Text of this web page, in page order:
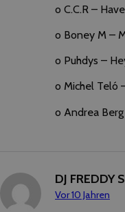
o C.C.R –
o Boney M –
o Puhdys –
o Michel Teló
o Andrea
DJ FREDDY
Vor 10 Jahren